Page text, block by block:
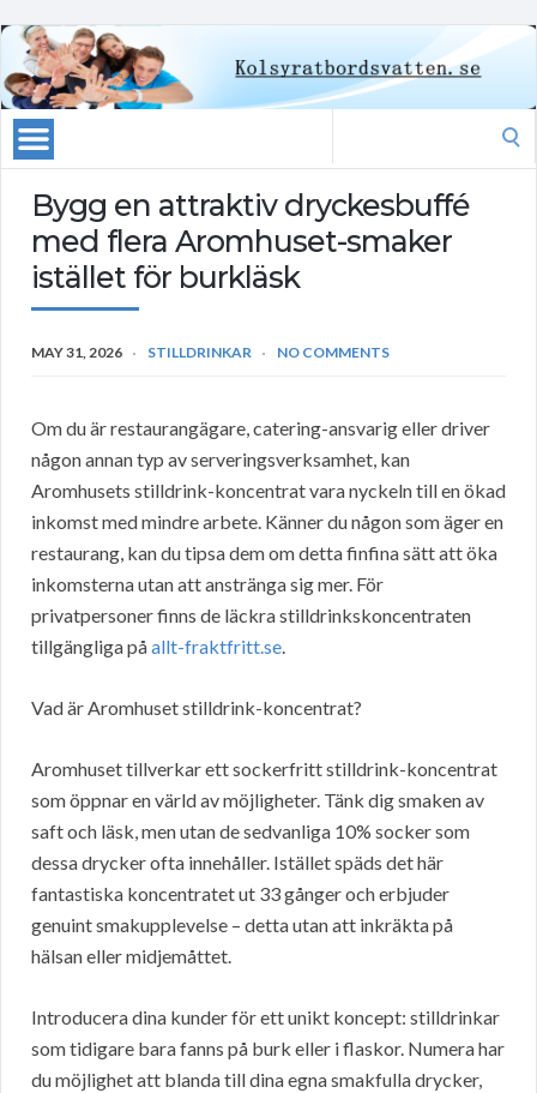
Bygg en attraktiv dryckesbuffé
med flera Aromhuset-smaker
istället för burkläsk
MAY 31, 2026 STILLDRINKAR NO COMMENTS
Om du är restaurangägare, catering-ansvarig eller driver
någon annan typ av serveringsverksamhet, kan
Aromhusets stilldrink-koncentrat vara nyckeln till en ökad
inkomst med mindre arbete. Känner du någon som äger en
restaurang, kan du tipsa dem om detta finfina sätt att öka
inkomsterna utan att anstränga sig mer. För
privatpersoner finns de läckra stilldrinkskoncentraten
tillgängliga påallt-fraktfritt.se.
Vad är Aromhuset stilldrink-koncentrat?
Aromhuset tillverkar ett sockerfritt stilldrink-koncentrat
som öppnar en värld av möjligheter. Tänk dig smaken av
saft och läsk, men utan de sedvanliga 10% socker som
dessa drycker ofta innehåller. Istället späds det här
fantastiska koncentratet ut 33 gånger och erbjuder
genuint smakupplevelse – detta utan att inkräkta på
hälsan eller midjemåttet.
Introducera dina kunder för ett unikt koncept: stilldrinkar
som tidigare bara fanns på burk eller i flaskor. Numera har
du möjlighet att blanda till dina egna smakfulla drycker,